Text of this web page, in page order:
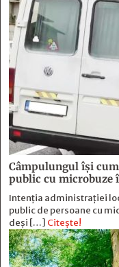
Câmpulungul îşi
public cu microbuze
Intenția administrației
public de persoane cu
deși […] Citește!